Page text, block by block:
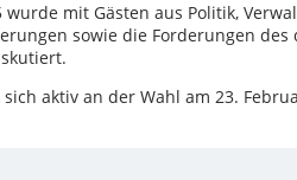
wurde mit Gästen aus Politik,
sowie die Forderungen
aktiv an der Wahl am 23.